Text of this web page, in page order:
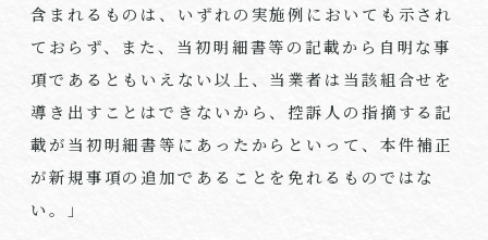
含まれるものは、いずれの実施例においても示され
ておらず、また、当初明細書等の記載から自明な事
項であるともいえない以上、当業者は当該組合せを
導き出すことはできないから、控訴人の指摘する記
載が当初明細書等にあったからといって、本件補正
が新規事項の追加であることを免れるものではな
い。」